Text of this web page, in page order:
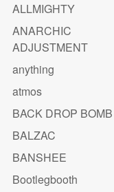
ALLMIGHTY
ANARCHIC
ADJUSTMENT
anything
atmos
BACK DROP BOMB
BALZAC
BANSHEE
Bootlegbooth